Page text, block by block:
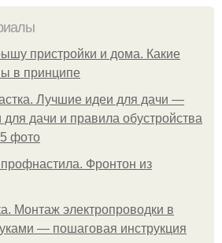
пристройки и дома. Какие
в принципе
Лучшие идеи для дачи —
для дачи и правила обустройства
фото
Фронтон из
Монтаж электропроводки в
— пошаговая инструкция